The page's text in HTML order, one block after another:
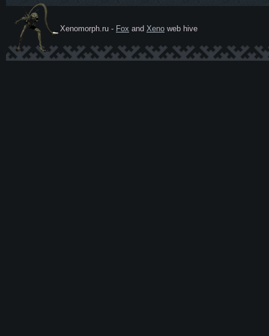
Ксеномо
Xenomorph.ru - Fox and Xeno web hive